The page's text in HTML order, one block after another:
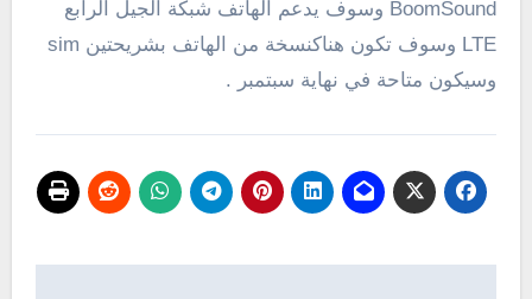
BoomSound وسوف يدعم الهاتف شبكة الجيل الرابع
LTE وسوف تكون هناكنسخة من الهاتف بشريحتين sim
وسيكون متاحة في نهاية سبتمبر .